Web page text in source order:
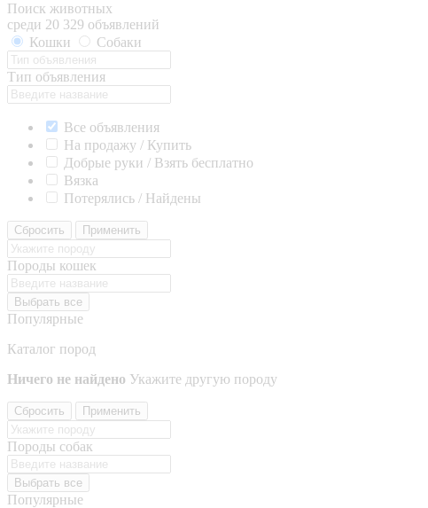
Поиск животных
среди 20 329 объявлений
Кошки
Собаки
Тип объявления
Все объявления
На продажу / Купить
Добрые руки / Взять бесплатно
Вязка
Потерялись / Найдены
Сбросить Применить
Породы кошек
Выбрать все
Популярные
Каталог пород
Ничего не найдено Укажите другую породу
Сбросить Применить
Породы собак
Выбрать все
Популярные